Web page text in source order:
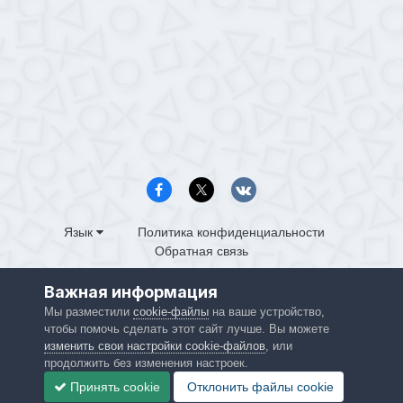
Язык
Политика конфиденциальности
Обратная связь
Powered by Invision Community
Важная информация
Мы разместили cookie-файлына ваше устройство,
чтобы помочь сделать этот сайт лучше. Вы можете
изменить свои настройки cookie-файлов, или
продолжить без изменения настроек.
Принять cookie Отклонить файлы сookie